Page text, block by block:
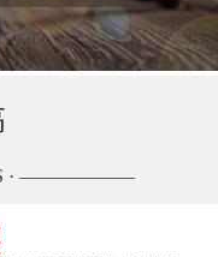
· ——————